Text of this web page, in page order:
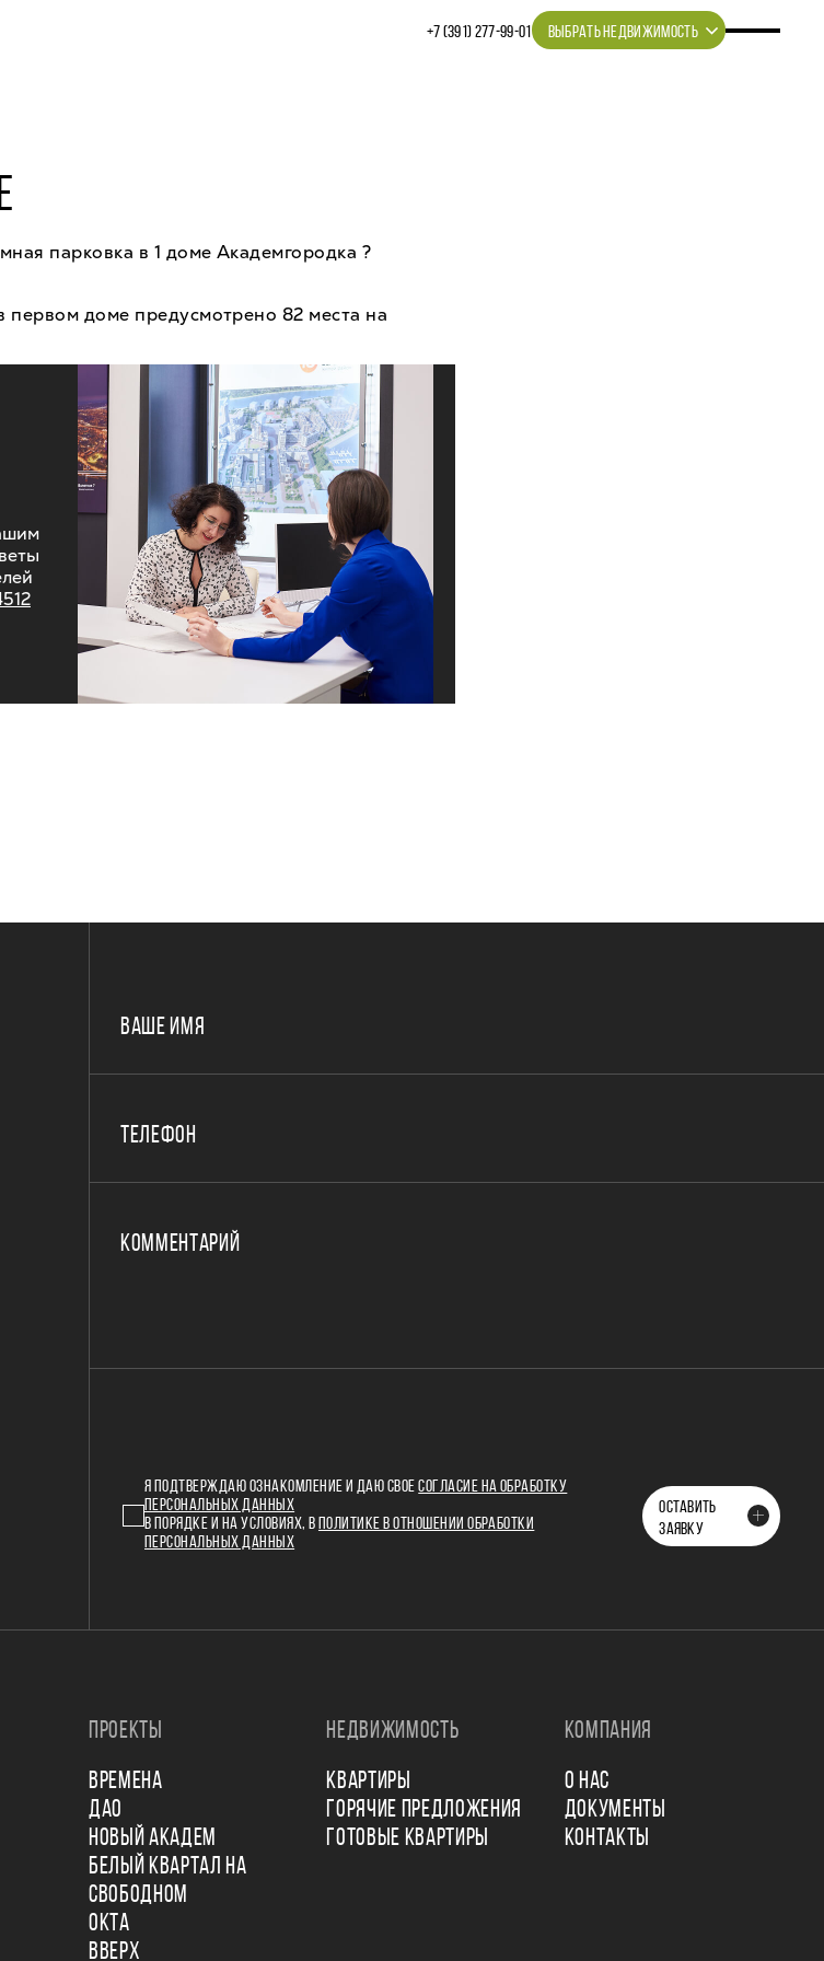
+7 (391) 277‒99‒01 ВЫБРАТЬ НЕДВИЖИМОСТЬ
парковка в 1 доме Академгородка ?
доме предусмотрено 82 места на
ВАШЕ ИМЯ
ТЕЛЕФОН
КОММЕНТАРИЙ
Я ПОДТВЕРЖДАЮ ОЗНАКОМЛЕНИЕ И ДАЮ СВОЕСОГЛАСИЕ НА ОБРАБОТКУ
ПЕРСОНАЛЬНЫХ ДАННЫХ
В ПОРЯДКЕ И НА УСЛОВИЯХ, В
ПОЛИТИКЕ В ОТНОШЕНИИ ОБРАБОТКИ
ПЕРСОНАЛЬНЫХ ДАННЫХ
ОСТАВИТЬ
ЗАЯВКУ
ПРОЕКТЫ
ВРЕМЕНА
ДАО
НОВЫЙ АКАДЕМ
БЕЛЫЙ КВАРТАЛ НА
СВОБОДНОМ
ОКТА
ВВЕРХ
НЕДВИЖИМОСТЬ
КВАРТИРЫ
ГОРЯЧИЕ ПРЕДЛОЖЕНИЯ
ГОТОВЫЕ КВАРТИРЫ
КОМПАНИЯ
О НАС
ДОКУМЕНТЫ
КОНТАКТЫ